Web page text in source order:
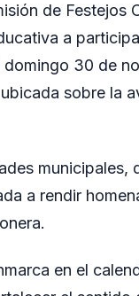
de Festejos
a
domingo 30 de
sobre la
municipales,
a rendir
en el